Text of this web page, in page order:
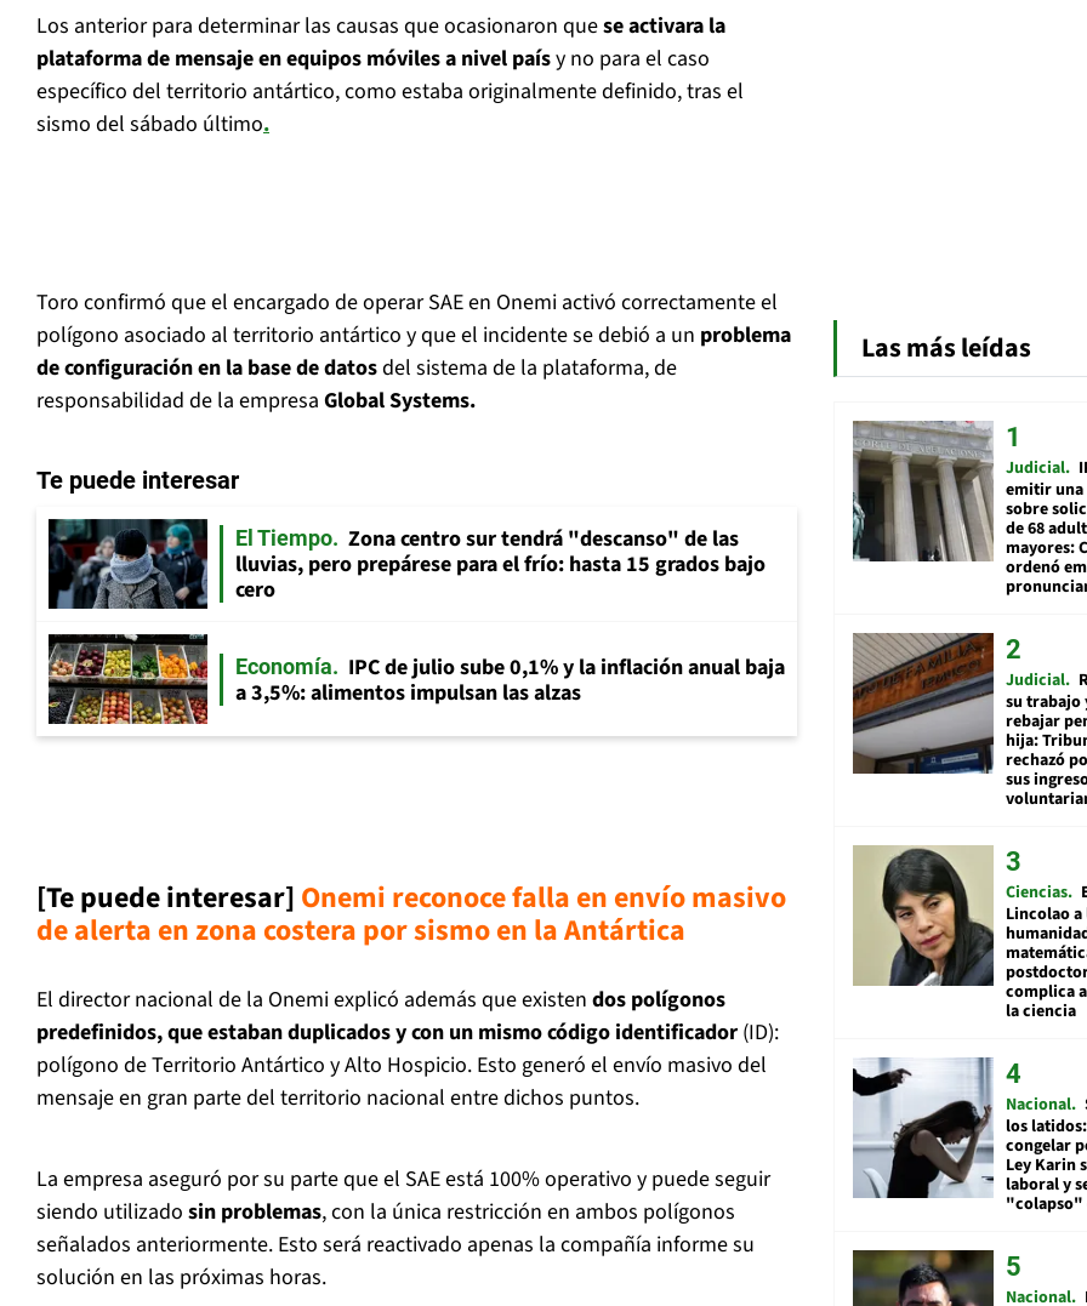
Los anterior para determinar las causas que ocasionaron quese activara la
plataforma de mensaje en equipos móviles a nivel paísy no para el caso
específico del territorio antártico, como estaba originalmente definido, tras el
sismo del sábado último.
Toro confirmó que el encargado de operar SAE en Onemi activó correctamente el
polígono asociado al territorio antártico y que el incidente se debió a un problema
de configuración en la base de datosdel sistema de la plataforma, de
responsabilidad de la empresa Global Systems.
Te puede interesar
El Tiempo
Zona centro sur tendrá "descanso" de las
lluvias, pero prepárese para el frío: hasta 15 grados bajo
cero
Economía
IPC de julio sube 0,1% y la inflación anual baja
a 3,5%: alimentos impulsan las alzas
[Te puede interesar] Onemi reconoce falla en envío masivo
de alerta en zona costera por sismo en la Antártica
El director nacional de la Onemi explicó además que existen dos polígonos
predefinidos, que estaban duplicados y con un mismo código identificador (ID):
polígono de Territorio Antártico y Alto Hospicio. Esto generó el envío masivo del
mensaje en gran parte del territorio nacional entre dichos puntos.
La empresa aseguró por su parte que el SAE está 100% operativo y puede seguir
siendo utilizado sin problemas, con la única restricción en ambos polígonos
señalados anteriormente. Esto será reactivado apenas la compañía informe su
solución en las próximas horas.
Las más leídas
Judicial
emitir
sobre
de 68
mayores:
ordenó
Judicial
su trabajo
rebajar
hija:
rechazó
sus
Ciencias
Lincolao a
complica
la ciencia
Nacional
los
congelar
Ley Karin
laboral y
"colapso"
Nacional